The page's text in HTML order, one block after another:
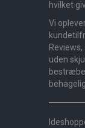
hvilket
Vi
uden